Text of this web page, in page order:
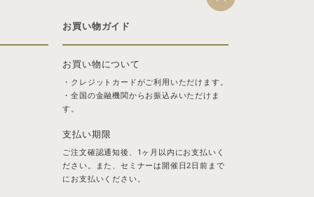
お買い物ガイド
お買い物について
・クレジットカードがご利用いただけます。
・全国の金融機関からお振込みいただけま
す。
支払い期限
ご注文確認通知後、1ヶ月以内にお支払いく
ださい。また、セミナーは開催日2日前まで
にお支払いください。